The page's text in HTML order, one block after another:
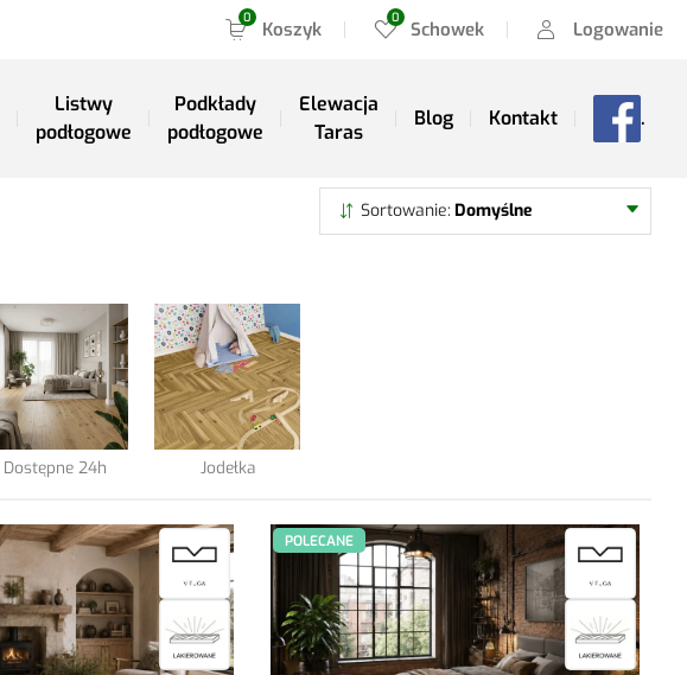
Koszyk Schowek Logowanie
Listwy
podłogowe
Podkłady
podłogowe
Elewacja
Taras
Blog Kontakt .
Sortowanie Domyślne
Dostępne 24h Jodełka
POLECANE